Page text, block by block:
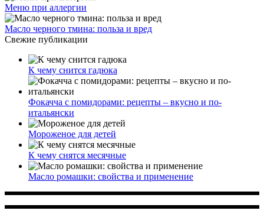
Меню при аллергии
Масло черного тмина: польза и вред
Свежие публикации
К чему снится гадюка
Фокачча с помидорами: рецепты – вкусно и по-
итальянски
Мороженое для детей
К чему снятся месячные
Масло ромашки: свойства и применение